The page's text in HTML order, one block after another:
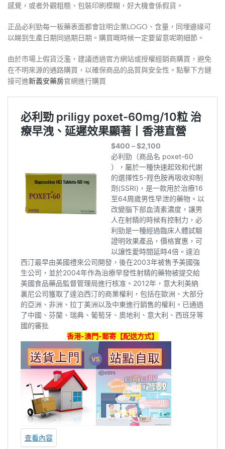
感覺，或者外觀粗糙、包裝印刷模糊，好大機會係假貨。
正品必利勁每一板藥表面都會註明企業LOGO、含量，同埋邊緣可
以睇到生產日期同過期日期 。購買嘅時候一定要留意呢啲細節。
由於市場上假貨泛濫，建議透過官方網站或授權經銷商購買，避免
在不明來源的通路購買，以確保商品的品質與安全性。點擊下方鏈
接可進新義安藥房官網進行購買